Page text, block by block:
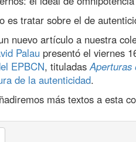
es tratar sobre el de
nuevo artículo a nuestra
Palau presentó el viernes
EPBCN, tituladasAperturas
de la autenticidad.
más textos a esta